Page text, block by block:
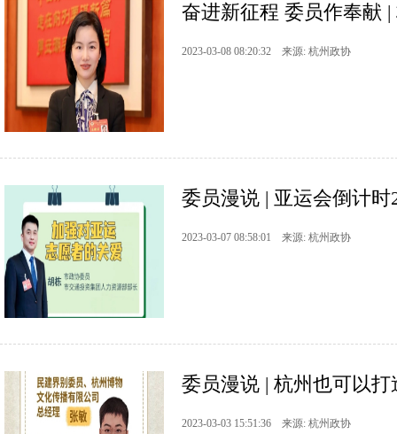
奋进新征程 委员作奉献
2023-03-08 08:20:32 来源: 杭州政协
委员漫说 | 亚运会倒计
2023-03-07 08:58:01 来源: 杭州政协
委员漫说 | 杭州也可以打
2023-03-03 15:51:36 来源: 杭州政协